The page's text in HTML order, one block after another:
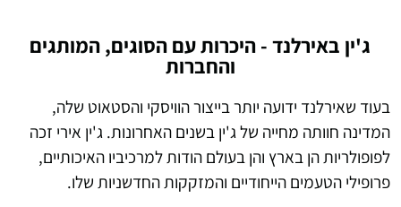
ג'ין באירלנד - היכרות עם הסוגים, המותגים
והחברות
בעוד שאירלנד ידועה יותר בייצור הוויסקי והסטאוט שלה,
המדינה חוותה מחייה של ג'ין בשנים האחרונות. ג'ין אירי זכה
לפופולריות הן בארץ והן בעולם הודות למרכיביו האיכותיים,
פרופילי הטעמים הייחודיים והמזקקות החדשניות שלו.